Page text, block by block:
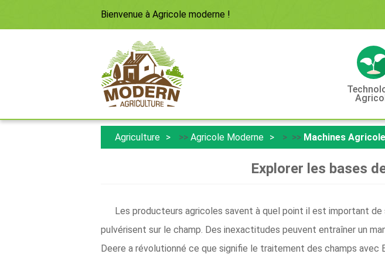
Bienvenue à Agricole moderne !
Agriculture >> Agricole Moderne > >> Machines
Explorer les bases
Les producteurs agricoles savent à quel point il est important
pulvérisent sur le champ. Des inexactitudes peuvent entraîner un
Deere a révolutionné ce que signifie le traitement des champs